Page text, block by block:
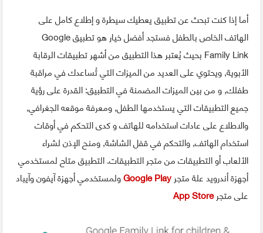
أما إذا كنت تبحث عن تطبيق يعطيك سيطرة و إطلاع كامل على
الهاتف الخاص بالطفل فستجد أفضل خيار هو تطبيق Google
Family Link بحيث يُعتبر هذا التطبيق من أشهر تطبيقات الرقابة
الأبوية, ويحتوي على العديد من الميزات التي تُساعدك في مراقبة
طفلك, و من بين الميزات المضمنة في التطبيق: القدرة على رؤية
جميع التطبيقات التي يستخدمها الطفل, ومعرفة موقعه الجغرافي,
والاطلاع على عادات استخدامه للهاتف و كدى التحكم في أوقات
استخدام الهاتف, والتحكم في قفل الشاشة, ومنح الإذن لشراء
الألعاب أو التطبيقات من متجر التطبيقات. التطبيق متاح لمستخدمي
أجهزة أندرويد علة متجرGoogle Playولمستخدمي أجهزة آيفون وآيباد
على متجرApp Store